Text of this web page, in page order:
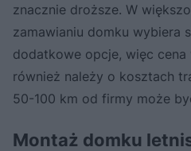
znacznie droższe. W
zamawianiu domku wybiera
dodatkowe opcje, więc cena
również należy o kosztach
50-100 km od firmy może
Montaż domku